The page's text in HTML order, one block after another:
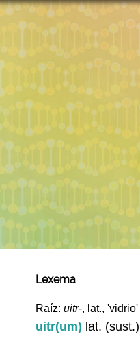
Lexema
Raíz: uitr-, lat., 'vidrio'
uitr(um) lat.